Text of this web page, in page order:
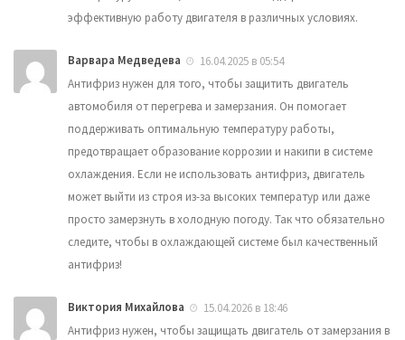
эффективную работу двигателя в различных условиях.
Варвара Медведева
16.04.2025 в 05:54
Антифриз нужен для того, чтобы защитить двигатель
автомобиля от перегрева и замерзания. Он помогает
поддерживать оптимальную температуру работы,
предотвращает образование коррозии и накипи в системе
охлаждения. Если не использовать антифриз, двигатель
может выйти из строя из-за высоких температур или даже
просто замерзнуть в холодную погоду. Так что обязательно
следите, чтобы в охлаждающей системе был качественный
антифриз!
Виктория Михайлова
15.04.2026 в 18:46
Антифриз нужен, чтобы защищать двигатель от замерзания в